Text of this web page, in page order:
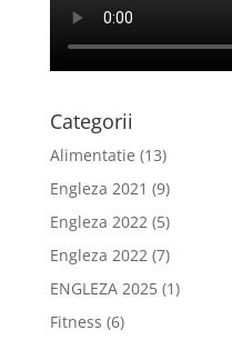
Categorii
Alimentatie (13)
Engleza 2021 (9)
Engleza 2022(5)
Engleza 2022(7)
ENGLEZA 2025(1)
Fitness (6)